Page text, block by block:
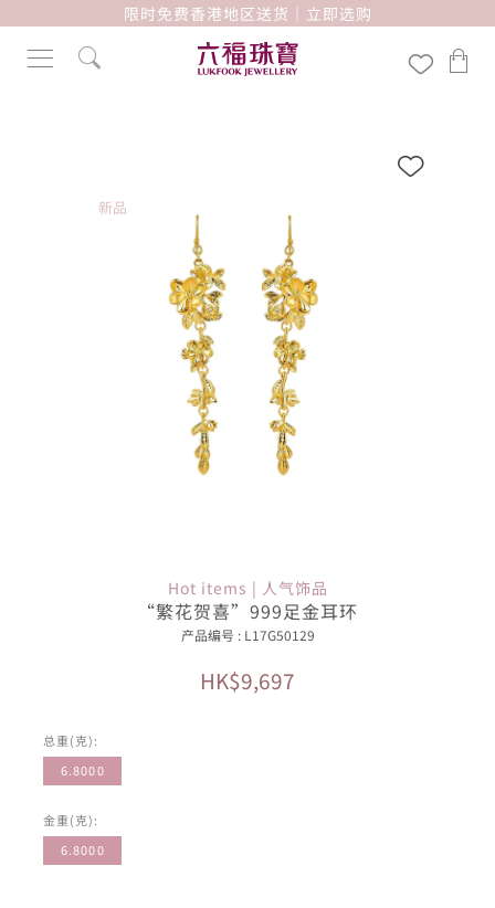
限时免费香港地区送货｜立即选购
新品
Hot items | 人气饰品
“繁花贺喜”999足金耳环
产品编号 : L17G50129
HK$9,697
总重(克):
6.8000
金重(克):
6.8000